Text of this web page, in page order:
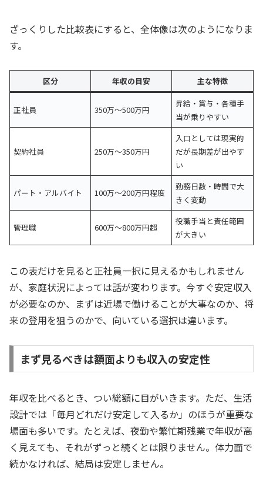
ざっくりした比較表にすると、全体像は次のようになりま
す。
区分 年収の目安 主な特徴
正社員 350万〜500万円
昇給・賞与・各種手
当が乗りやすい
契約社員 250万〜350万円
入口としては現実的
だが長期差が出やす
い
パート・アルバイト 100万〜200万円程度
勤務日数・時間で大
きく変動
管理職 600万〜800万円超
役職手当と責任範囲
が大きい
この表だけを見ると正社員一択に見えるかもしれません
が、家庭状況によっては話が変わります。今すぐ安定収入
が必要なのか、まずは近場で働けることが大事なのか、将
来の登用を狙うのかで、向いている選択は違います。
まず見るべきは額面よりも収入の安定性
年収を比べるとき、つい総額に目がいきます。ただ、生活
設計では「毎月どれだけ安定して入るか」のほうが重要な
場面も多いです。たとえば、夜勤や繁忙期残業で年収が高
く見えても、それがずっと続くとは限りません。体力面で
続かなければ、結局は安定しません。